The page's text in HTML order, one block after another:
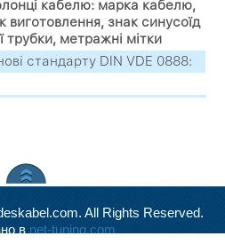
кабелю: марка кабелю,
виготовлення, знак синусоїд
трубки, метражні мітки
стандарту DIN VDE 0888:
All Rights Reserved.
в net-tuning.com